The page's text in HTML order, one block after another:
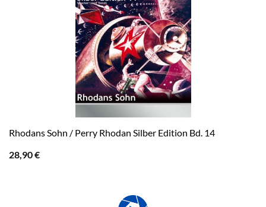
Rhodans Sohn / Perry Rhodan Silber Edition Bd. 14
28,90€